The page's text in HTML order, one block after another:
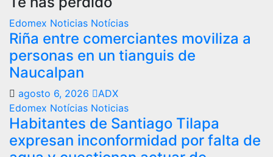
Edomex Noticias Notícias
Riña entre comerciantes moviliza a
personas en un tianguis de
Naucalpan
agosto 6, 2026
ADX
Edomex Notícias Noticias
Habitantes de Santiago Tilapa
expresan inconformidad por falta de